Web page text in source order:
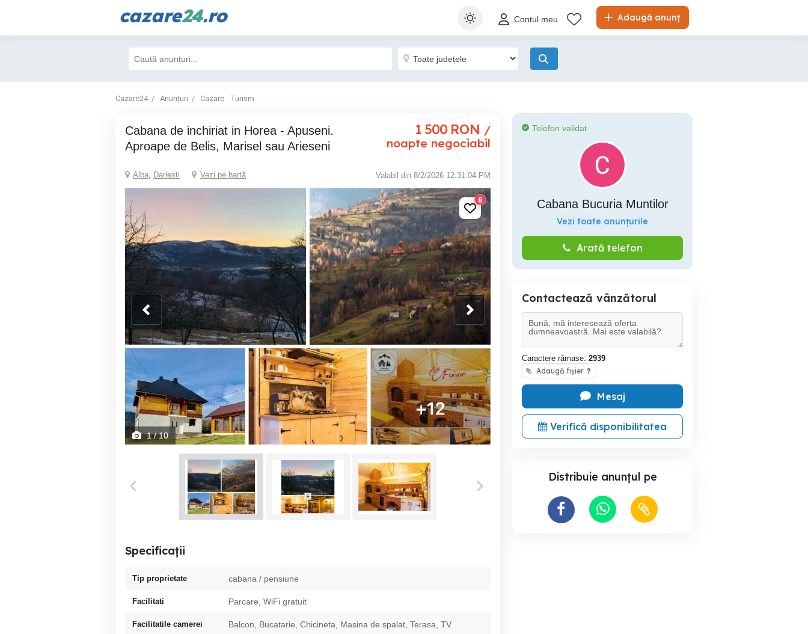
cazare24.ro Adaugă anunț
Contul meu
Cazare24 Anunțuri Cazare - Turism
Cabana de inchiriat in Horea - Apuseni.
Aproape de Belis, Marisel sau Arieseni
1 500 RON /
noapte negociabil
Alba, Darlesti Vezi pe hartă Valabil din 8/2/2026 12:31:04 PM
8
1/ 10
Specificații
Tip proprietate cabana / pensiune
Facilitati Parcare, WiFi gratuit
Facilitatile camerei Balcon, Bucatarie, Chicineta, Masina de spalat, Terasa, TV
Telefon validat
Cabana Bucuria Muntilor
Vezi toate anunțurile
Arată telefon
Contactează vânzătorul
Caractere rămase: 2939
Adaugă fișier ?
Mesaj
Verifică disponibilitatea
Distribuie anunțul pe